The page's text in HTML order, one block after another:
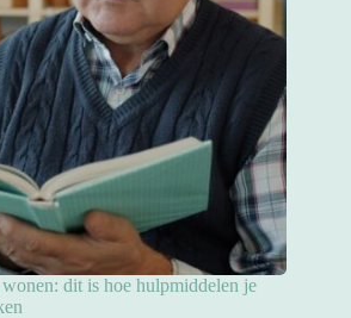
dit is hoe hulpmiddelen je